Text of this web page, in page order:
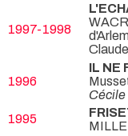
1997-1998
1996
IL NE
Cécile
1995